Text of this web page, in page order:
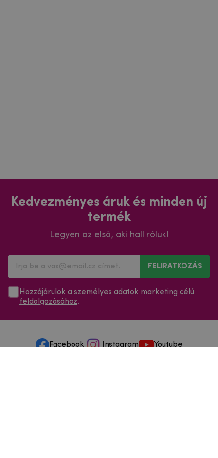
Kedvezményes áruk és minden új
termék
Legyen az első, aki hall róluk!
FELIRATKOZÁS
Hozzájárulok a személyes adatok marketing célú
feldolgozásához.
Facebook Instagram Youtube